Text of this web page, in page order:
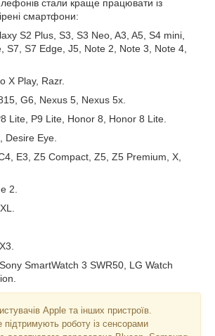
стали краще працювати із
смартфони:
S2 Plus, S3, S3 Neo, A3, A5, S4 mini,
S7, S7 Edge, J5, Note 2, Note 3, Note 4,
X Play, Razr.
G6, Nexus 5, Nexus 5x.
Lite, P9 Lite, Honor 8, Honor 8 Lite.
Desire Eye.
E3, Z5 Compact, Z5, Z5 Premium, X,
2.
SmartWatch 3 SWR50, LG Watch
Apple та інших пристроїв.
підтримують роботу із сенсорами